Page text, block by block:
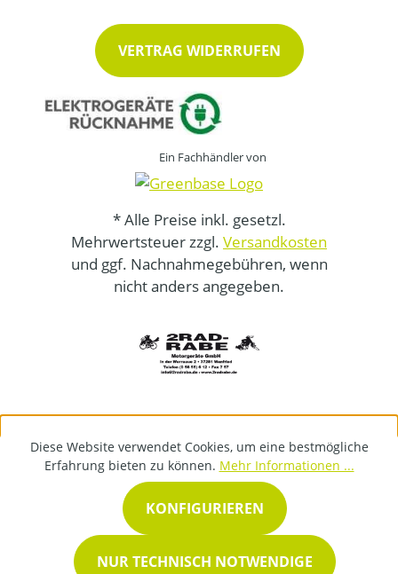
VERTRAG WIDERRUFEN
Ein Fachhändler von
* Alle Preise inkl. gesetzl.
Mehrwertsteuer zzgl. Versandkosten
und ggf. Nachnahmegebühren, wenn
nicht anders angegeben.
Diese Website verwendet Cookies, um eine bestmögliche
Erfahrung bieten zu können. Mehr Informationen ...
NUR TECHNISCH NOTWENDIGE
KONFIGURIEREN